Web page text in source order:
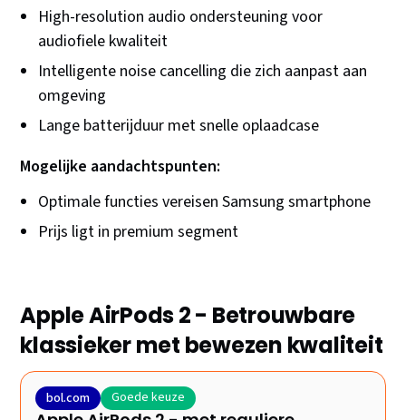
High-resolution audio ondersteuning voor
audiofiele kwaliteit
Intelligente noise cancelling die zich aanpast aan
omgeving
Lange batterijduur met snelle oplaadcase
Mogelijke aandachtspunten:
Optimale functies vereisen Samsung smartphone
Prijs ligt in premium segment
Apple AirPods 2 - Betrouwbare
klassieker met bewezen kwaliteit
bol.com Goede keuze